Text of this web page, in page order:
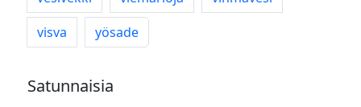
visva
yösade
Satunnaisia